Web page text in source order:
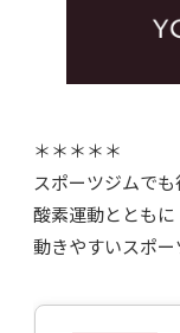
＊＊＊＊＊
スポーツジムで
酸素運動とともに
動きやすいスポ